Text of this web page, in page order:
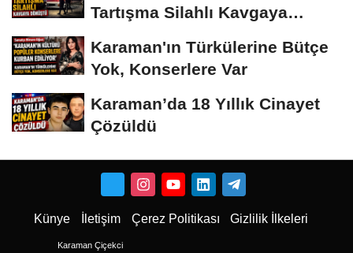
Tartışma Silahlı Kavgaya
Karaman'ın Türkülerine Bütçe
Yok, Konserlere Var
Karaman’da 18 Yıllık Cinayet
Çözüldü
Künye İletişim Çerez Politikası Gizlilik İlkeleri
Karaman Çiçekci